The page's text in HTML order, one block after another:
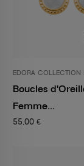
EDORA COLLECTION
Boucles
Femme...
55,00 €